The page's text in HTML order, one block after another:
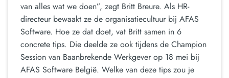
van alles wat we doen”, zegt Britt Breure. Als HR-
directeur bewaakt ze de organisatiecultuur bij AFAS
Software. Hoe ze dat doet, vat Britt samen in 6
concrete tips. Die deelde ze ook tijdens de Champion
Session van Baanbrekende Werkgever op 18 mei bij
AFAS Software België. Welke van deze tips zou je